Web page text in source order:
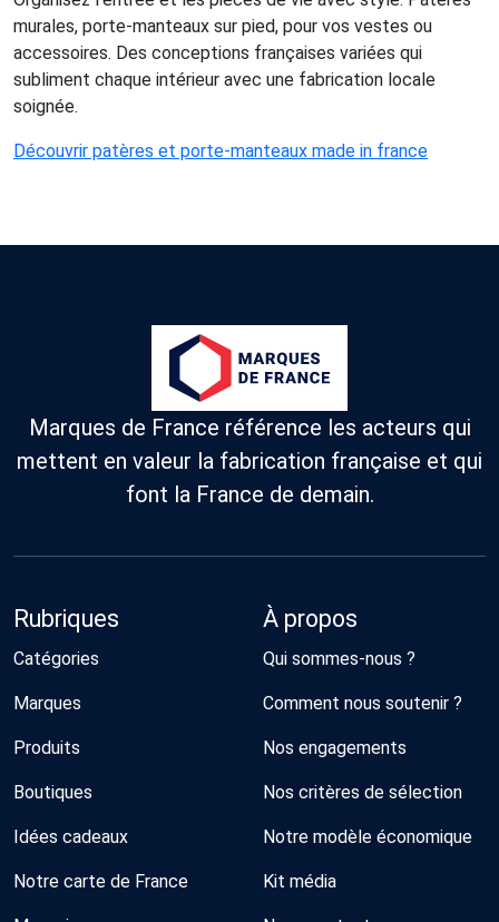
murales, porte-manteaux sur pied, pour vos vestes ou
accessoires. Des conceptions françaises variées qui
subliment chaque intérieur avec une fabrication locale
soignée.
Découvrir patères et porte-manteaux made in france
Marques de France référence les acteurs qui
mettent en valeur la fabrication française et qui
font la France de demain.
Rubriques
Catégories
Marques
Produits
Boutiques
Idées cadeaux
Notre carte de France
À propos
Qui sommes-nous ?
Comment nous soutenir ?
Nos engagements
Nos critères de sélection
Notre modèle économique
Kit média